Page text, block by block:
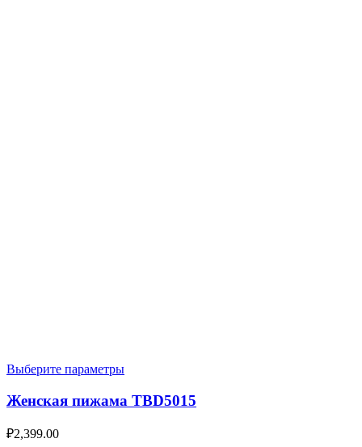
Выберите параметры
Женская пижама TBD5015
₽2,399.00